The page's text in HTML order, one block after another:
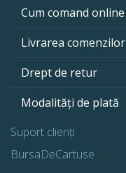
Cum comand online
Livrarea comenzilor
Drept de retur
Modalități de plată
Suport clienți
BursaDeCartuse